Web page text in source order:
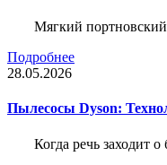
Мягкий
Подробнее
28.05.2026
Пылесосы Dyson:
Когда речь заходит